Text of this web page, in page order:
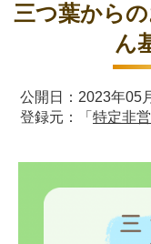
三つ葉から
ん
公開日：2023年05
登録元：「 特定非